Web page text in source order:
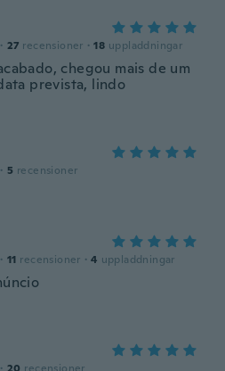
· 27 recensioner · 18 uppladdningar
chegou mais de um
prevista, lindo
· 5 recensioner
· 11 recensioner · 4 uppladdningar